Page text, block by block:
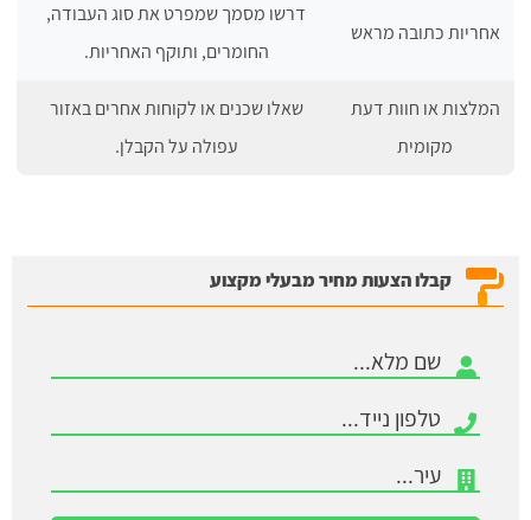
אחריות כתובה מראש
דרשו מסמך שמפרט את סוג העבודה,
החומרים, ותוקף האחריות.
המלצות או חוות דעת
מקומית
שאלו שכנים או לקוחות אחרים באזור
עפולה על הקבלן.
קבלו הצעות מחיר מבעלי מקצוע